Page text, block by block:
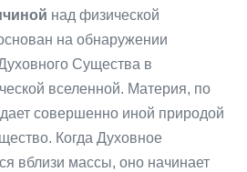
над физической
на обнаружении
Существа в
вселенной. Материя, по
совершенно иной природой
Когда Духовное
вблизи массы, оно начинает